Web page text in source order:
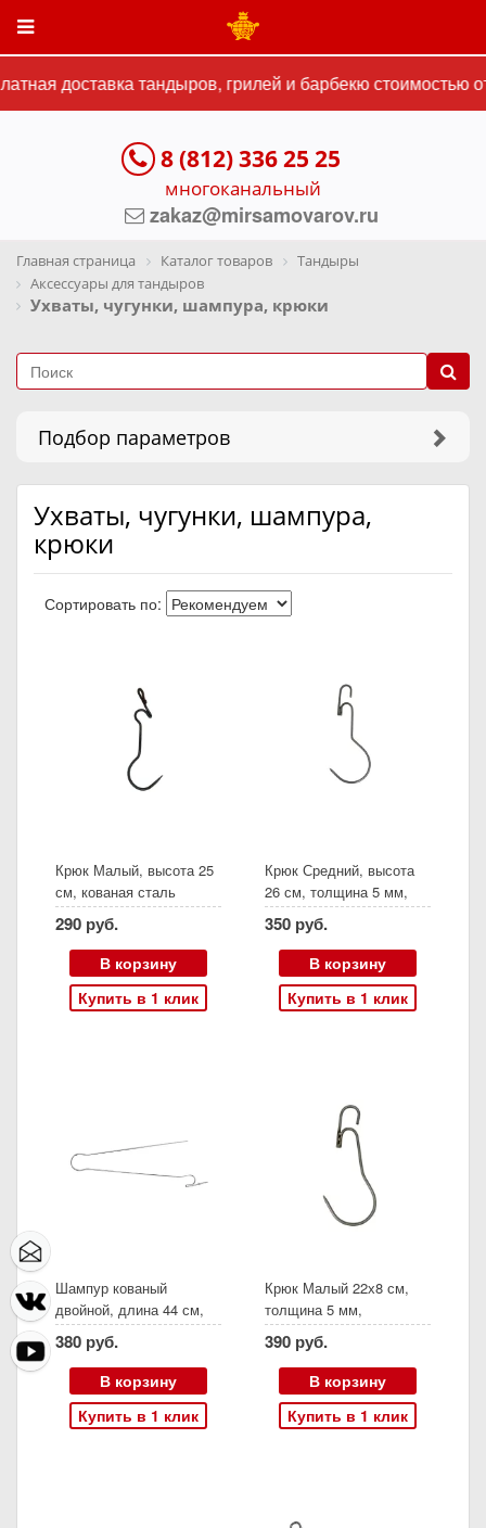
доставка тандыров, грилей и барбекю стоимостью
8 (812) 336 25 25
многоканальный
zakaz@mirsamovarov.ru
Главная страница Каталог товаров
Тандыры
Аксессуары для тандыров
Ухваты, чугунки, шампура, крюки
Подбор параметров
Ухваты, чугунки, шампура,
крюки
Сортировать по:
Крюк Малый, высота 25
см, кованая сталь
290 руб.
В корзину
Купить в 1 клик
Крюк Средний, высота
26 см, толщина 5 мм,
нержавеющая сталь
350 руб.
В корзину
Купить в 1 клик
Шампур кованый
двойной, длина 44 см,
нержавеющая сталь
(Амфора)
380 руб.
В корзину
Купить в 1 клик
Крюк Малый 22х8 см,
толщина 5 мм,
нержавеющая сталь
390 руб.
В корзину
Купить в 1 клик